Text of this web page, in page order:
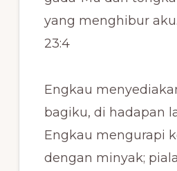
yang menghibur
23:4
Engkau
bagiku, di hadapan
Engkau mengurapi
dengan minyak;